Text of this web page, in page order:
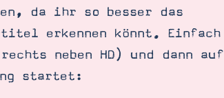
da ihr so besser das
erkennen könnt. Einfach
neben HD) und dann auf
startet: